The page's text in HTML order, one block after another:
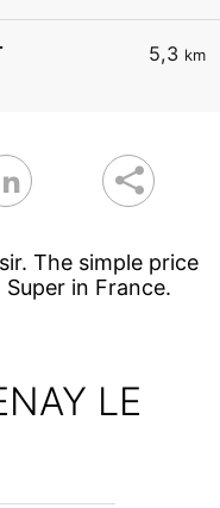
5,3 km
The simple price
in France.
LE